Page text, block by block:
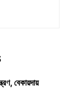
বেকায়দায়